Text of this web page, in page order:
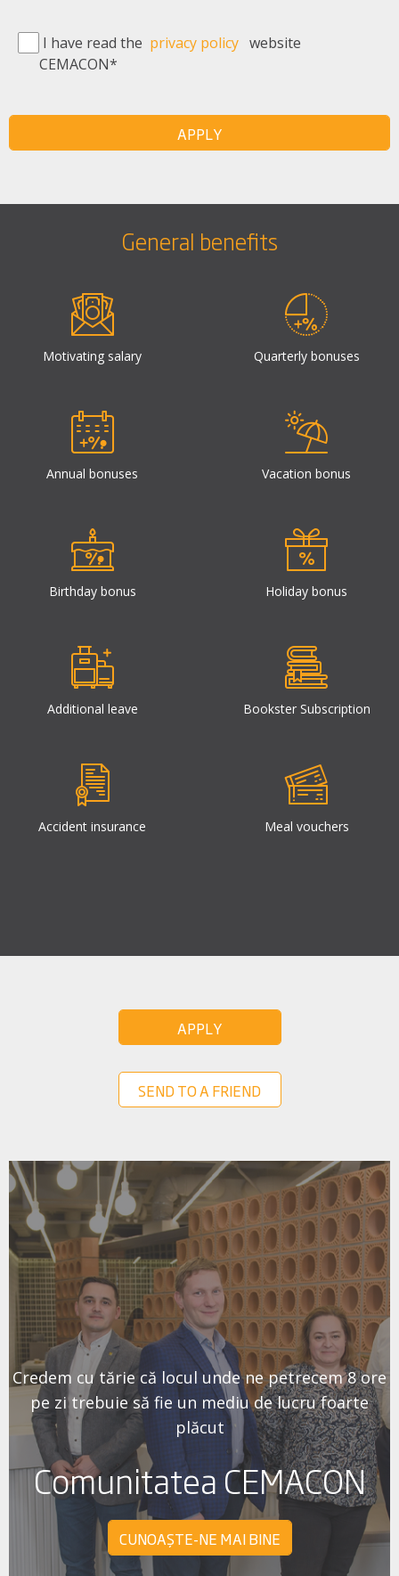
I have read the privacy policy website
CEMACON*
APPLY
General benefits
Motivating salary Quarterly bonuses
Annual bonuses Vacation bonus
Birthday bonus Holiday bonus
Additional leave Bookster Subscription
Accident insurance Meal vouchers
APPLY
SEND TO A FRIEND
Credem cu tărie că locul unde ne petrecem 8 ore
pe zi trebuie să fie un mediu de lucru foarte
plăcut
Comunitatea CEMACON
CUNOAȘTE-NE MAI BINE